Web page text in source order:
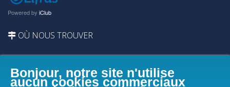
Bonjour, notre site n'utilise
aucun cookies commerciaux
Powered by iClub
OÙ NOUS TROUVER